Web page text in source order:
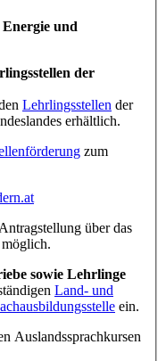
und
der
Lehrlingsstellen der
erhältlich.
zum
über das
sowie Lehrlinge
Land- und
ein.
Auslandssprachkursen